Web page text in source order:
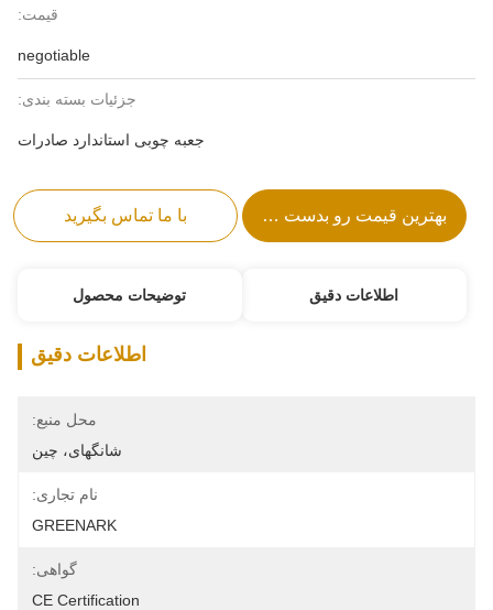
قیمت:
negotiable
جزئیات بسته بندی:
جعبه چوبی استاندارد صادرات
بهترین قیمت رو بدست بیار با ما تماس بگیرید
اطلاعات دقیق توضیحات محصول
اطلاعات دقیق
محل منبع:
شانگهای، چین
نام تجاری:
GREENARK
گواهی:
CE Certification